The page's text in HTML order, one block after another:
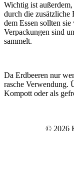
Wichtig ist
durch die zusätzliche
dem Essen sollten
Verpackungen sind
sammelt.
Da Erdbeeren nur
rasche Verwendung.
Kompott oder als
© 2026